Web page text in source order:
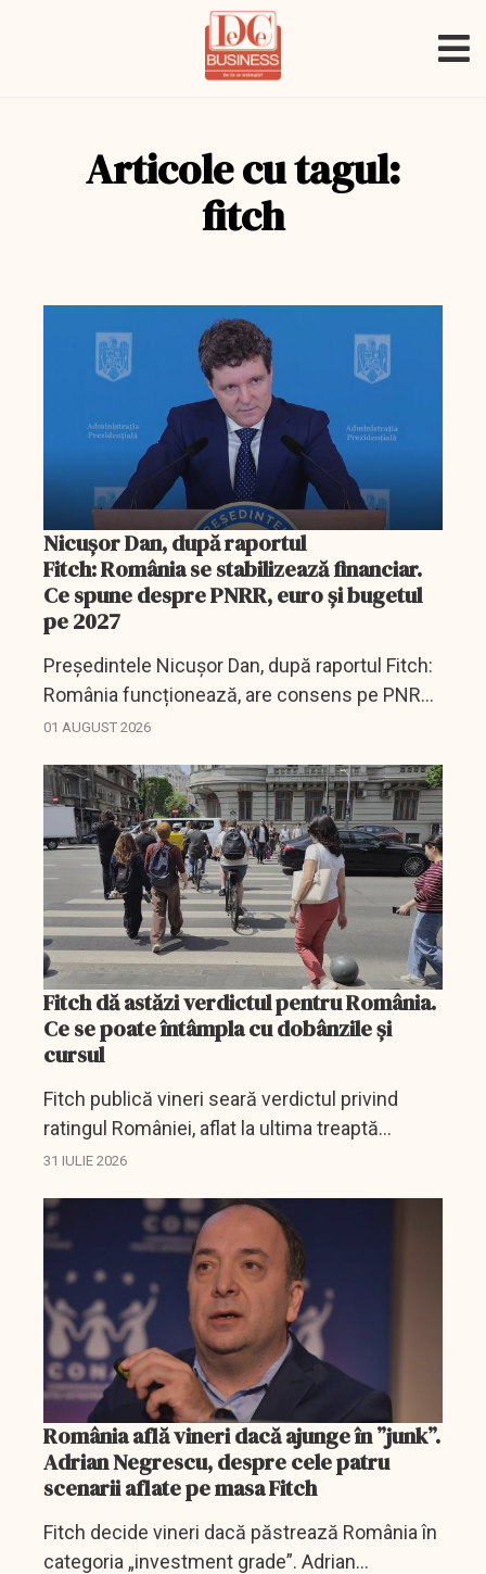
Articole cu tagul:
fitch
Nicușor Dan, după raportul
Fitch: România se stabilizează financiar.
Ce spune despre PNRR, euro și bugetul
pe 2027
Președintele Nicușor Dan, după raportul Fitch:
România funcționează, are consens pe PNRR
și pregătește drumul spre euro.
01 AUGUST 2026
Fitch dă astăzi verdictul pentru România.
Ce se poate întâmpla cu dobânzile și
cursul
Fitch publică vineri seară verdictul privind
ratingul României, aflat la ultima treaptă
recomandată investițiilor. Care sunt riscurile
31 IULIE 2026
România află vineri dacă ajunge în ”junk”.
Adrian Negrescu, despre cele patru
scenarii aflate pe masa Fitch
Fitch decide vineri dacă păstrează România în
categoria „investment grade”. Adrian